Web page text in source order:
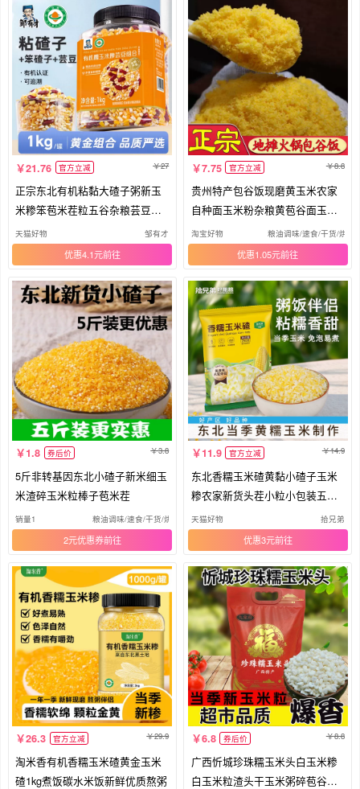
21.76 官方立减 27
正宗东北有机粘黏大碴子粥新玉
米糁笨苞米茬粒五谷杂粮芸豆组
合
天猫好物 邹有才
优惠4.1元
7.75 官方立减 8.8
贵州特产包谷饭现磨黄玉米农家
自种面玉米粉杂粮黄苞谷面玉米
面粉
淘宝好物 粮油调味/速食/干货/烘焙
优惠1.05元
1.8 券后价 3.8
5斤非转基因东北小碴子新米细玉
米渣碎玉米粒棒子苞米茬
销量1 粮油调味/速食/干货/烘焙
2元优惠券
11.9 官方立减 14.9
东北香糯玉米碴黄黏小碴子玉米
糁农家新货头茬小粒小包装五谷
杂粮
天猫好物 拾兄弟
优惠3元
26.3 官方立减 29.9
淘米香有机香糯玉米碴黄金玉米
碴1kg煮饭碳水米饭新鲜优质熬粥
6.8 券后价 8.8
广西忻城珍珠糯玉米头白玉米糁
白玉米粒渣头干玉米粥碎苞谷米